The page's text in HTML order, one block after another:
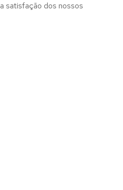
satisfação dos nossos